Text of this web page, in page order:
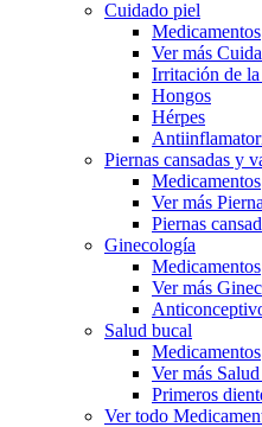
Cuidado piel
Medicamentos
Ver más
Irritación de
Hongos
Hérpes
Piernas cansadas y
Medicamentos
Ver más
Piernas
Ginecología
Medicamentos
Ver más
Salud bucal
Medicamentos
Ver más
Primeros
Ver todo